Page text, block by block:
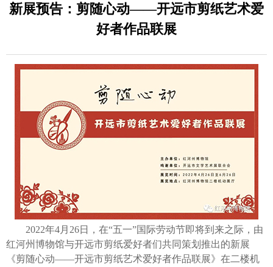
新展预告：剪随心动——开远市剪纸艺术爱
好者作品联展
2022年4月26日，在“五一”国际劳动节即将到来之际，由
红河州博物馆与开远市剪纸爱好者们共同策划推出的新展
《剪随心动——开远市剪纸艺术爱好者作品联展》在二楼机